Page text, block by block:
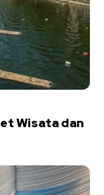
Wisata dan